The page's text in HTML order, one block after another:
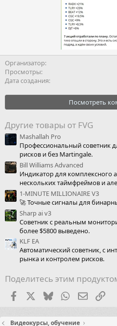
Организатор
Просмотры
Дата создания
Посмотреть
Другие товары от FVG
Mashallah Pro
Профессиональный советник
рисков и без Martingale.
Bill Williams Advanced
Индикатор для комплексного
нескольких таймфреймов и
1-MINUTE MILLIONAIRE V3
🚀 Точные сигналы для
Sharp ai v3
Советник с реальным
более $5800 выведено.
KLF EA
Автоматический советник, с
рынка и контролем рисков.
Поделитесь этим
FacebookX (Twitter)
BlueskyWhatsApp
Видеокурсы, обучение